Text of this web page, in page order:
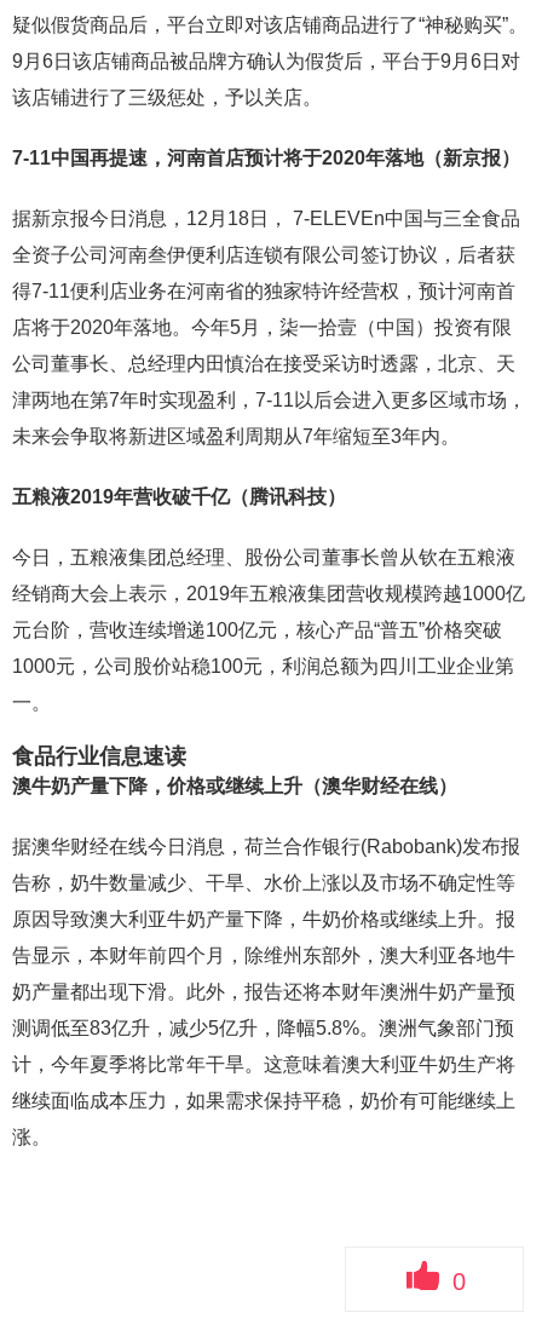
疑似假货商品后，平台立即对该店铺商品进行了“神秘购买”。
9月6日该店铺商品被品牌方确认为假货后，平台于9月6日对
该店铺进行了三级惩处，予以关店。
7-11中国再提速，河南首店预计将于2020年落地（新京报）
据新京报今日消息，12月18日， 7-ELEVEn中国与三全食品
全资子公司河南叁伊便利店连锁有限公司签订协议，后者获
得7-11便利店业务在河南省的独家特许经营权，预计河南首
店将于2020年落地。今年5月，柒一拾壹（中国）投资有限
公司董事长、总经理内田慎治在接受采访时透露，北京、天
津两地在第7年时实现盈利，7-11以后会进入更多区域市场，
未来会争取将新进区域盈利周期从7年缩短至3年内。
五粮液2019年营收破千亿（腾讯科技）
今日，五粮液集团总经理、股份公司董事长曾从钦在五粮液
经销商大会上表示，2019年五粮液集团营收规模跨越1000亿
元台阶，营收连续增递100亿元，核心产品“普五”价格突破
1000元，公司股价站稳100元，利润总额为四川工业企业第
一。
食品行业信息速读
澳牛奶产量下降，价格或继续上升（澳华财经在线）
据澳华财经在线今日消息，荷兰合作银行(Rabobank)发布报
告称，奶牛数量减少、干旱、水价上涨以及市场不确定性等
原因导致澳大利亚牛奶产量下降，牛奶价格或继续上升。报
告显示，本财年前四个月，除维州东部外，澳大利亚各地牛
奶产量都出现下滑。此外，报告还将本财年澳洲牛奶产量预
测调低至83亿升，减少5亿升，降幅5.8%。澳洲气象部门预
计，今年夏季将比常年干旱。这意味着澳大利亚牛奶生产将
继续面临成本压力，如果需求保持平稳，奶价有可能继续上
涨。
0